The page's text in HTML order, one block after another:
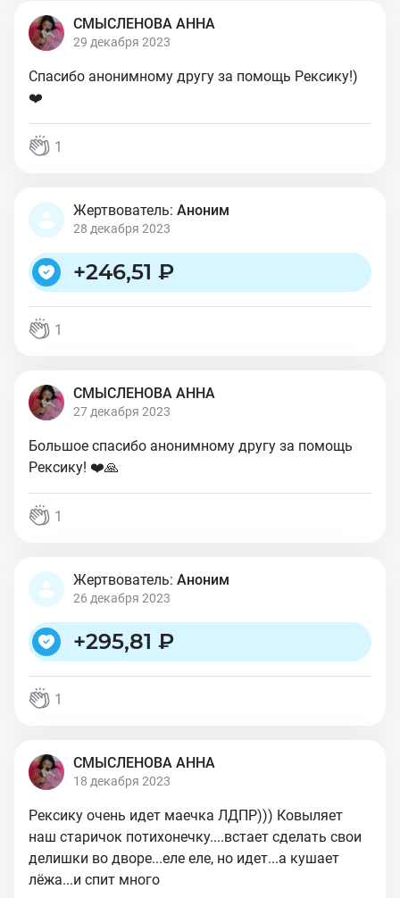
СМЫСЛЕНОВА АННА
29 декабря 2023
Спасибо анонимному другу за помощь Рексику!)
❤️
1
Жертвователь: Аноним
28 декабря 2023
+246,51 ₽
1
СМЫСЛЕНОВА АННА
27 декабря 2023
Большое спасибо анонимному другу за помощь
Рексику! ❤️🙏
1
Жертвователь: Аноним
26 декабря 2023
+295,81 ₽
1
СМЫСЛЕНОВА АННА
18 декабря 2023
Рексику очень идет маечка ЛДПР))) Ковыляет
наш старичок потихонечку....встает сделать свои
делишки во дворе...еле еле, но идет...а кушает
лёжа...и спит много